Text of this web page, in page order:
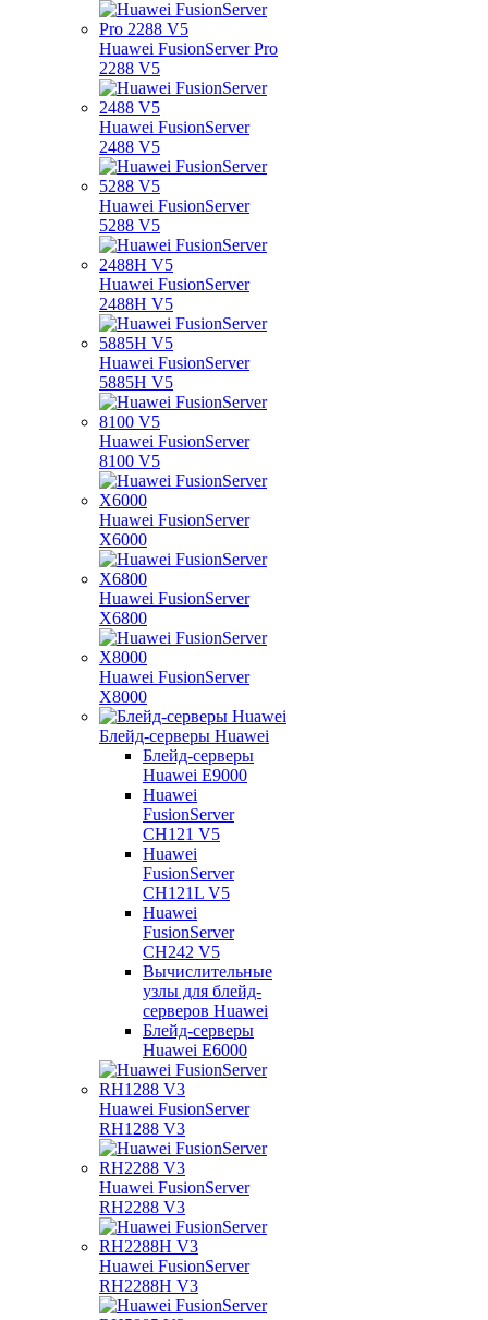
Huawei FusionServer Pro
2288 V5
Huawei FusionServer
2488 V5
Huawei FusionServer
5288 V5
Huawei FusionServer
2488H V5
Huawei FusionServer
5885H V5
Huawei FusionServer
8100 V5
Huawei FusionServer
X6000
Huawei FusionServer
X6800
Huawei FusionServer
X8000
Блейд-серверы Huawei
Блейд-серверы
Huawei E9000
Huawei
FusionServer
CH121 V5
Huawei
FusionServer
CH121L V5
Huawei
FusionServer
CH242 V5
Вычислительные
узлы для блейд-
серверов Huawei
Блейд-серверы
Huawei E6000
Huawei FusionServer
RH1288 V3
Huawei FusionServer
RH2288 V3
Huawei FusionServer
RH2288H V3